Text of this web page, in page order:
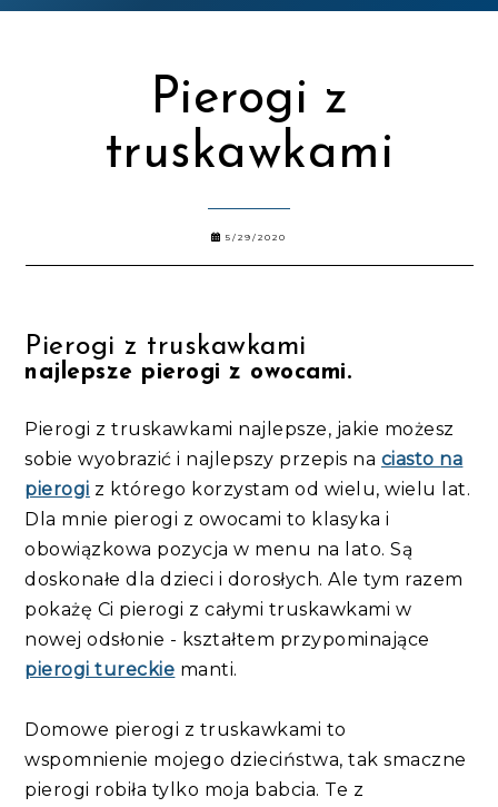
Pierogi z
truskawkami
5/29/2020
Pierogi z truskawkami
najlepsze pierogi z owocami.
Pierogi z truskawkami najlepsze, jakie możesz
sobie wyobrazić i najlepszy przepis na ciasto na
pierogi z którego korzystam od wielu, wielu lat.
Dla mnie pierogi z owocami to klasyka i
obowiązkowa pozycja w menu na lato. Są
doskonałe dla dzieci i dorosłych. Ale tym razem
pokażę Ci pierogi z całymi truskawkami w
nowej odsłonie - kształtem przypominające
pierogi tureckie manti.
Domowe pierogi z truskawkami to
wspomnienie mojego dzieciństwa, tak smaczne
pierogi robiła tylko moja babcia. Te z